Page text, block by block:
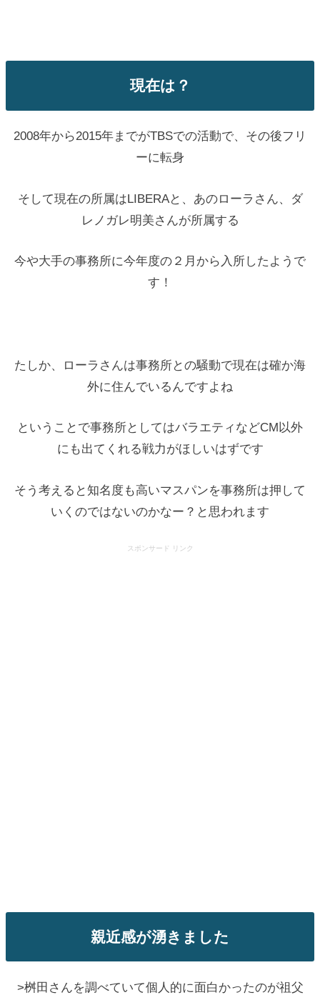
現在は？
2008年から2015年までがTBSでの活動で、その後フリ
ーに転身
そして現在の所属はLIBERAと、あのローラさん、ダ
レノガレ明美さんが所属する
今や大手の事務所に今年度の２月から入所したようで
す！
たしか、ローラさんは事務所との騒動で現在は確か海
外に住んでいるんですよね
ということで事務所としてはバラエティなどCM以外
にも出てくれる戦力がほしいはずです
そう考えると知名度も高いマスパンを事務所は押して
いくのではないのかなー？と思われます
スポンサード リンク
親近感が湧きました
>桝田さんを調べていて個人的に面白かったのが祖父